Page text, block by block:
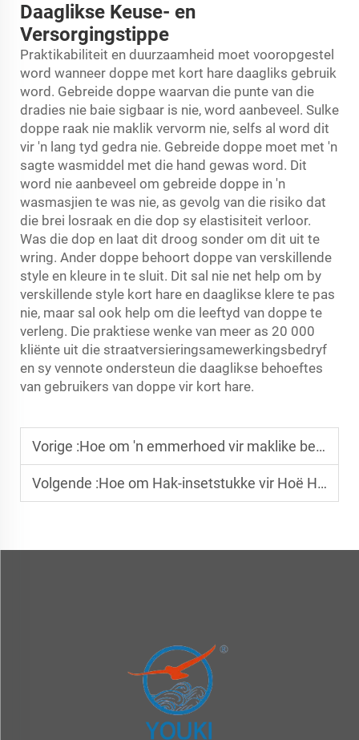
Daaglikse Keuse- en
Versorgingstippe
Praktikabiliteit en duurzaamheid moet vooropgestel
word wanneer doppe met kort hare daagliks gebruik
word. Gebreide doppe waarvan die punte van die
dradies nie baie sigbaar is nie, word aanbeveel. Sulke
doppe raak nie maklik vervorm nie, selfs al word dit
vir 'n lang tyd gedra nie. Gebreide doppe moet met 'n
sagte wasmiddel met die hand gewas word. Dit
word nie aanbeveel om gebreide doppe in 'n
wasmasjien te was nie, as gevolg van die risiko dat
die brei losraak en die dop sy elastisiteit verloor.
Was die dop en laat dit droog sonder om dit uit te
wring. Ander doppe behoort doppe van verskillende
style en kleure in te sluit. Dit sal nie net help om by
verskillende style kort hare en daaglikse klere te pas
nie, maar sal ook help om die leeftyd van doppe te
verleng. Die praktiese wenke van meer as 20 000
kliënte uit die straatversieringsamewerkingsbedryf
en sy vennote ondersteun die daaglikse behoeftes
van gebruikers van doppe vir kort hare.
Vorige :Hoe om 'n emmerhoed vir maklike berging te vou?
Volgende :Hoe om Hak-insetstukke vir Hoë Hakke te Kies?